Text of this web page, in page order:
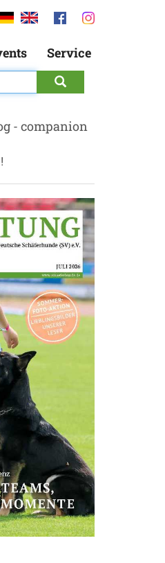
Service
- companion